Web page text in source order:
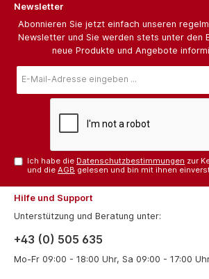
Newsletter
Abonnieren Sie jetzt einfach unseren
Newsletter und Sie werden stets unter den
neue Produkte und Angebote
Mail-
Ich habe die Datenschutzbestimmungen zur
und dieAGB gelesen und bin mit ihnen
Hilfe und Support
Unterstützung und Beratung unter:
+43 (0) 505 635
Mo-Fr 09:00 - 18:00 Uhr, Sa 09:00 - 17:00